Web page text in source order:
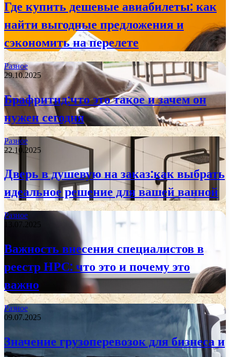
Где купить дешевые авиабилеты: как
найти выгодные предложения и
сэкономить на перелете
Разное
29.10.2025
Брафритид:что это такое и зачем он
нужен сегодня
Разное
22.10.2025
Дверь в душевую на заказ:как выбрать
идеальное решение для вашей ванной
Разное
13.07.2025
Важность внесения специалистов в
реестр НРС: что это и почему это
важно
Разное
09.07.2025
Значение грузоперевозок для бизнеса и